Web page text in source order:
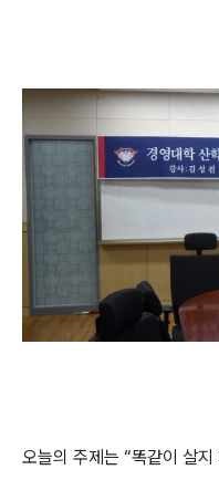
오늘의 주제는 “똑같이 살지